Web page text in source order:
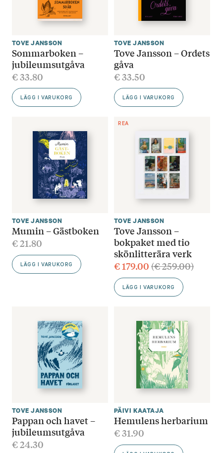
TOVE JANSSON
Sommarboken –
jubileumsutgåva
€33.80
LÄGG I VARUKORG
TOVE JANSSON
Tove Jansson – Ordets
gåva
€33.50
LÄGG I VARUKORG
TOVE JANSSON
Mumin – Gästboken
€21.80
LÄGG I VARUKORG
REA
TOVE JANSSON
Tove Jansson –
bokpaket med tio
skönlitterära verk
€179.00(€259.00)
LÄGG I VARUKORG
TOVE JANSSON
Pappan och havet –
jubileumsutgåva
€24.30
PÄIVI KAATAJA
Hemulens herbarium
€31.90